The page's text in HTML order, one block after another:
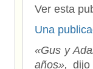
Ver esta
Una
«Gus y
años»,